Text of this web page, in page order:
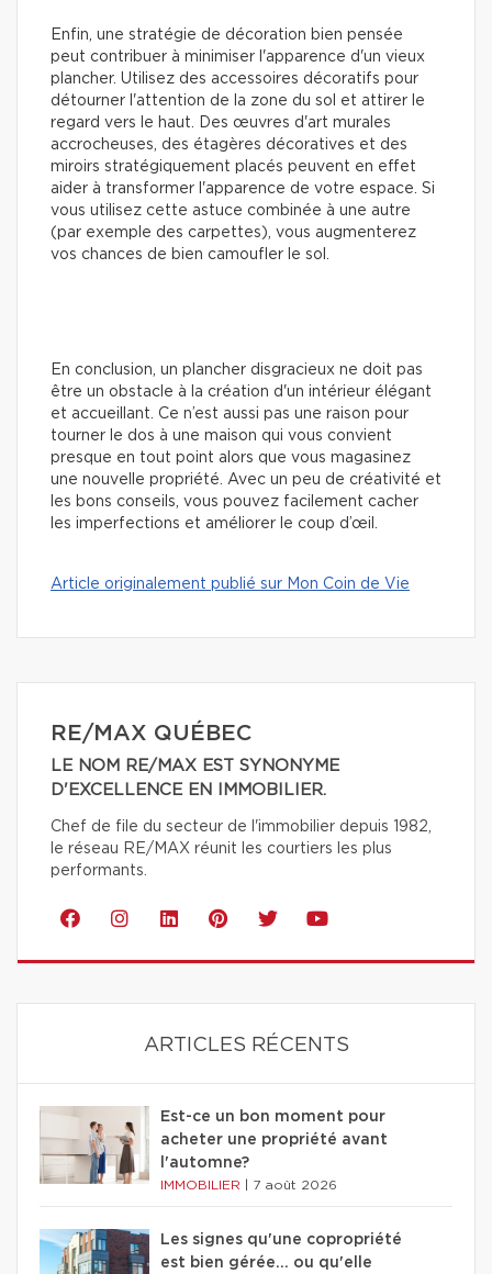
Enfin, une stratégie de décoration bien pensée
peut contribuer à minimiser l'apparence d'un vieux
plancher. Utilisez des accessoires décoratifs pour
détourner l'attention de la zone du sol et attirer le
regard vers le haut. Des œuvres d'art murales
accrocheuses, des étagères décoratives et des
miroirs stratégiquement placés peuvent en effet
aider à transformer l'apparence de votre espace. Si
vous utilisez cette astuce combinée à une autre
(par exemple des carpettes), vous augmenterez
vos chances de bien camoufler le sol.
En conclusion, un plancher disgracieux ne doit pas
être un obstacle à la création d'un intérieur élégant
et accueillant. Ce n’est aussi pas une raison pour
tourner le dos à une maison qui vous convient
presque en tout point alors que vous magasinez
une nouvelle propriété. Avec un peu de créativité et
les bons conseils, vous pouvez facilement cacher
les imperfections et améliorer le coup d’œil.
Article originalement publié sur Mon Coin de Vie
RE/MAX QUÉBEC
LE NOM RE/MAX EST SYNONYME
D'EXCELLENCE EN IMMOBILIER.
Chef de file du secteur de l'immobilier depuis 1982,
le réseau RE/MAX réunit les courtiers les plus
performants.
ARTICLES RÉCENTS
Est-ce un bon moment pour
acheter une propriété avant
l'automne?
IMMOBILIER 7 août 2026
Les signes qu'une copropriété
est bien gérée… ou qu'elle